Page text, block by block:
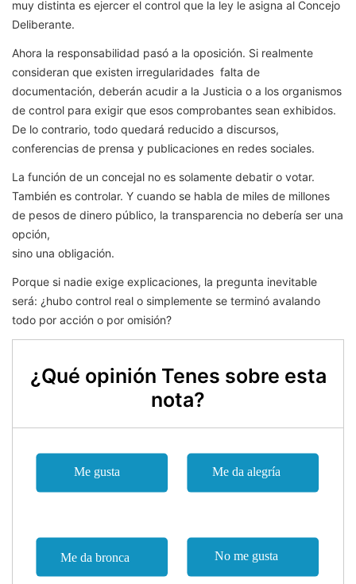
muy distinta es ejercer el control que la ley le asigna al Concejo
Deliberante.
Ahora la responsabilidad pasó a la oposición. Si realmente
consideran que existen irregularidades falta de
documentación, deberán acudir a la Justicia o a los organismos
de control para exigir que esos comprobantes sean exhibidos.
De lo contrario, todo quedará reducido a discursos,
conferencias de prensa y publicaciones en redes sociales.
La función de un concejal no es solamente debatir o votar.
También es controlar. Y cuando se habla de miles de millones
de pesos de dinero público, la transparencia no debería ser una
opción,
sino una obligación.
Porque si nadie exige explicaciones, la pregunta inevitable
será: ¿hubo control real o simplemente se terminó avalando
todo por acción o por omisión?
¿Qué opinión Tenes sobre esta
nota?